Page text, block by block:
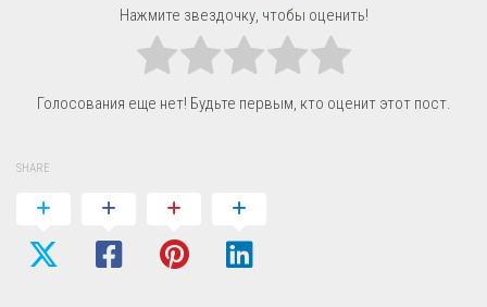
Нажмите звездочку, чтобы оценить!
Голосования еще нет! Будьте первым, кто оценит этот пост.
SHARE